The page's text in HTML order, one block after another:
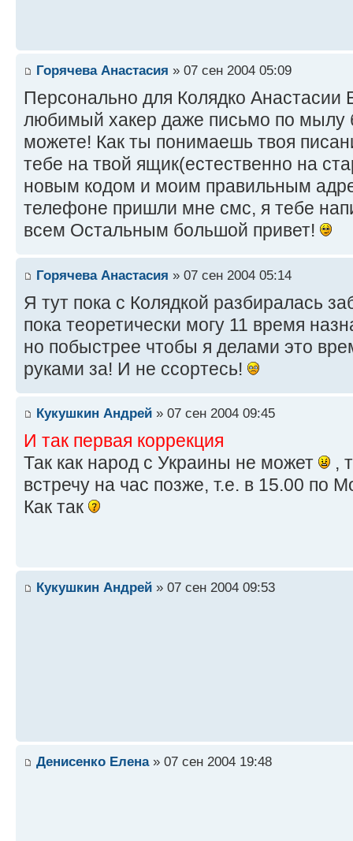
Горячева Анастасия » 07 сен 2004 05:09
Персонально для Колядко
любимый хакер даже письмо по мылу
можете! Как ты понимаешь твоя
тебе на твой ящик(естественно на
новым кодом и моим правильным
телефоне пришли мне смс, я тебе
всем Остальным большой привет!
Горячева Анастасия » 07 сен 2004 05:14
Я тут пока с Колядкой разбиралась
пока теоретически могу 11 время
но побыстрее чтобы я делами это
руками за! И не ссортесь!
Кукушкин Андрей » 07 сен 2004 09:45
И так первая коррекция
Так как народ с Украины не может
,
встречу на час позже, т.е. в 15.00 по
Как так
Кукушкин Андрей » 07 сен 2004 09:53
Денисенко Елена» 07 сен 2004 19:48